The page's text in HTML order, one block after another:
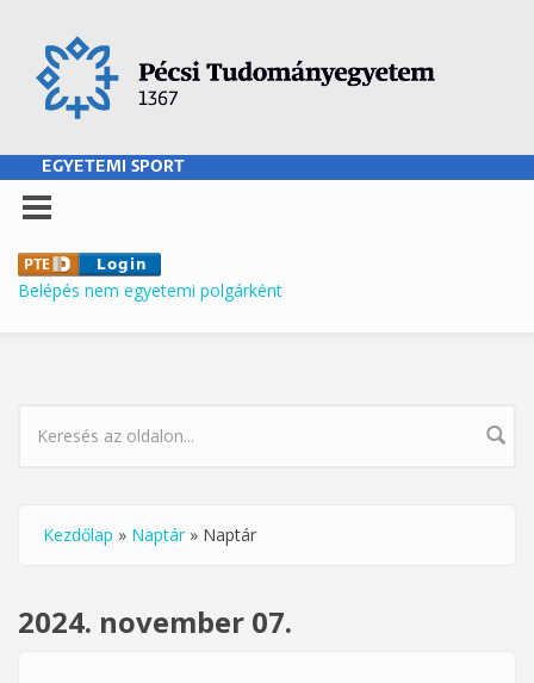
EGYETEMI SPORT
Belépés nem egyetemi polgárként
KERESÉS ŰRLAP
Jelenlegi hely
Kezdőlap » Naptár » Naptár
2024. november 07.